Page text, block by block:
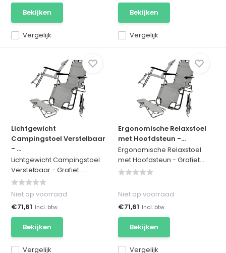
Vergelijk
Bekijken
Vergelijk
Bekijken
Lichtgewicht
Campingstoel Verstelbaar
- ...
Lichtgewicht Campingstoel
Verstelbaar - Grafiet ...
Vergelijk
Niet op voorraad
€71,61 Incl. btw
Bekijken
Ergonomische Relaxstoel
met Hoofdsteun -...
Ergonomische Relaxstoel
met Hoofdsteun - Grafiet...
Vergelijk
Niet op voorraad
€71,61 Incl. btw
Bekijken